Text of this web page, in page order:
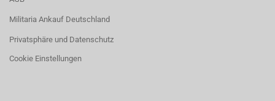
Militaria Ankauf Deutschland
Privatsphäre und Datenschutz
Cookie Einstellungen